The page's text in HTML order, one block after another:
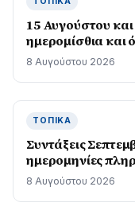
15 Αυγούστου και
ημερομίσθια και
8 Αυγούστου 2026
ΤΟΠΙΚΆ
Συντάξεις
ημερομηνίες
8 Αυγούστου 2026